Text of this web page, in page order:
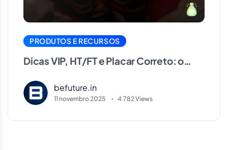
PRODUTOS E RECURSOS
Dicas VIP, HT/FT e Placar Correto: o
inteligência
befuture.in
11 novembro 2025 4.782 Views